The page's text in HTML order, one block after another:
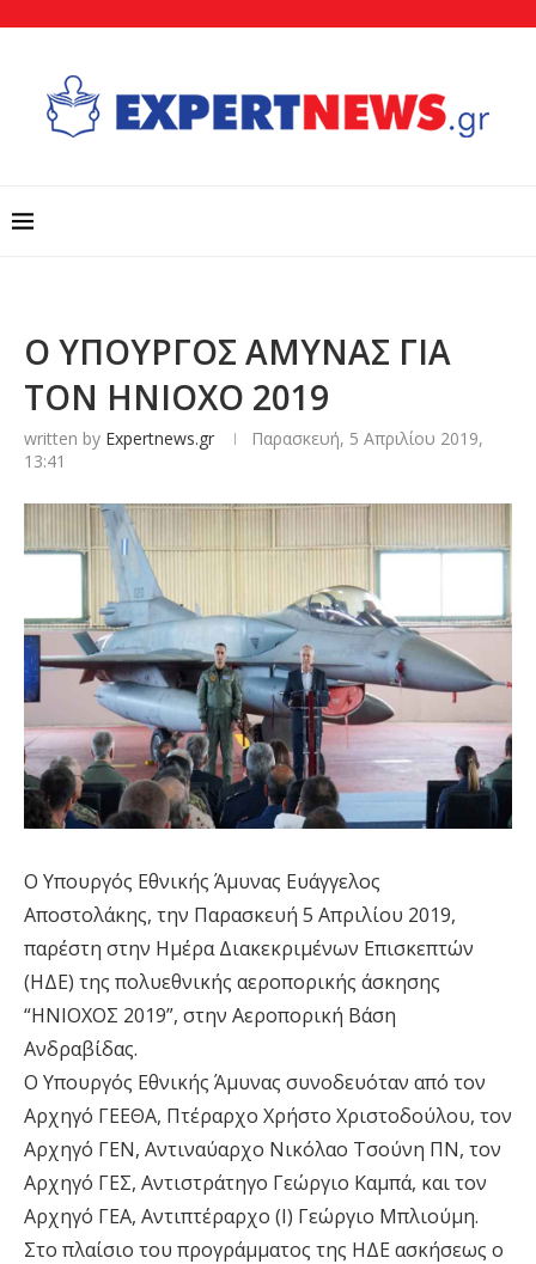
Ο ΥΠΟΥΡΓΟΣ ΑΜΥΝΑΣ ΓΙΑ
ΤΟΝ ΗΝΙΟΧΟ 2019
written by Expertnews.gr
Παρασκευή, 5 Απριλίου 2019,
13:41
Ο Υπουργός Εθνικής Άμυνας Ευάγγελος
Αποστολάκης, την Παρασκευή 5 Απριλίου 2019,
παρέστη στην Ημέρα Διακεκριμένων Επισκεπτών
(ΗΔΕ) της πολυεθνικής αεροπορικής άσκησης
“ΗΝΙΟΧΟΣ 2019”, στην Αεροπορική Βάση
Ανδραβίδας.
O Υπουργός Εθνικής Άμυνας συνοδευόταν από τον
Αρχηγό ΓΕΕΘΑ, Πτέραρχο Χρήστο Χριστοδούλου, τον
Αρχηγό ΓΕΝ, Αντιναύαρχο Νικόλαο Τσούνη ΠΝ, τον
Αρχηγό ΓΕΣ, Αντιστράτηγο Γεώργιο Καμπά, και τον
Αρχηγό ΓΕΑ, Αντιπτέραρχο (Ι) Γεώργιο Μπλιούμη.
Στο πλαίσιο του προγράμματος της ΗΔΕ ασκήσεως ο